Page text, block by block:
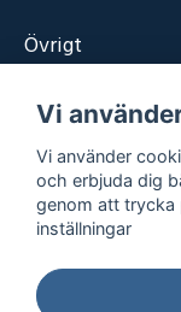
Övrigt
Tjänster
Kontakt
Projekt
Vi
Vi använder
och erbjuda dig
genom att trycka
inställningar